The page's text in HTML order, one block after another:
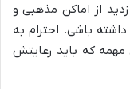
از اماکن مذهبی و
باشی. احترام به
که باید رعایتش